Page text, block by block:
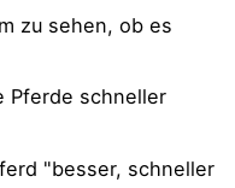
zu sehen, ob es
Pferde schneller
"besser, schneller